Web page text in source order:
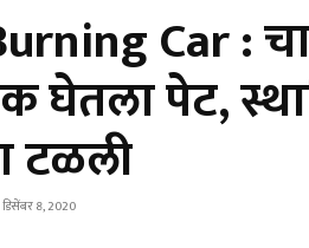
Car :
घेतला पेट,
टळली
डिसेंबर 8, 2020